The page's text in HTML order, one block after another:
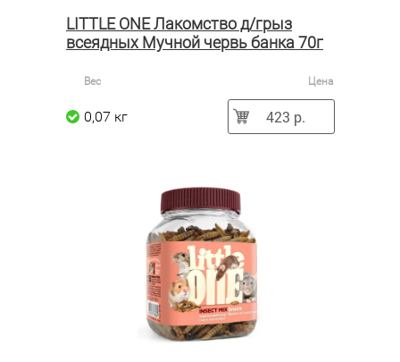
LITTLE ONE Лакомство д/грыз
всеядных Мучной червь банка 70г
Вес Цена
0,07 кг 423 р.